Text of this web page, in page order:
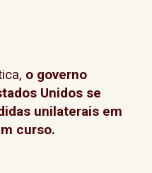
o governo
Unidos se
unilaterais em
curso.